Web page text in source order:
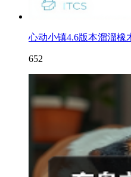
心动小镇4.6版本溜溜橡
652